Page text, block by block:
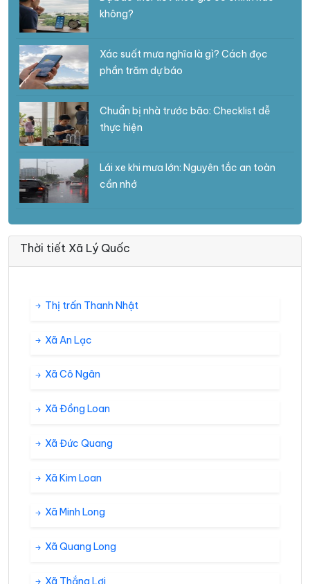
không?
Xác suất mưa nghĩa là gì? Cách đọc
phần trăm dự báo
Chuẩn bị nhà trước bão: Checklist dễ
thực hiện
Lái xe khi mưa lớn: Nguyên tắc an toàn
cần nhớ
Thời tiết Xã Lý Quốc
Thị trấn Thanh Nhật
Xã An Lạc
Xã Cô Ngân
Xã Đồng Loan
Xã Đức Quang
Xã Kim Loan
Xã Minh Long
Xã Quang Long
Xã Thắng Lợi